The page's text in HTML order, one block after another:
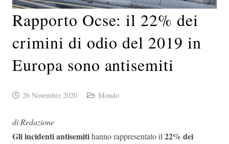
Rapporto Ocse: il 22% dei
crimini di odio del 2019 in
Europa sono antisemiti
26 Novembre 2020 Mondo
di Redazione
Gli incidenti antisemitihanno rappresentato il22% dei